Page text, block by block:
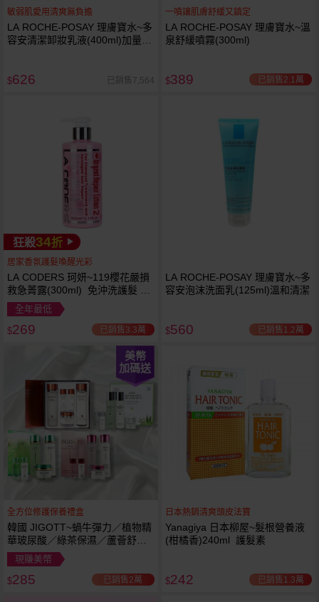
敏弱肌愛用清爽無負擔
LA ROCHE-POSAY 理膚寶水~多
容安清潔卸妝乳液(400ml)加量
$626 已銷售7,564
一噴讓肌膚舒緩又鎮定
LA ROCHE-POSAY 理膚寶水~溫
泉舒緩噴霧(300ml)
$389 已銷售2.1萬
狂殺34折
居家香氛護髮喚醒光彩
LA CODERS 珂妍~119櫻花嚴損
救急菁露(300ml) 免沖洗護髮 蕾
舒法克
全年最低
$269 已銷售3.3萬
LA ROCHE-POSAY 理膚寶水~多
容安泡沫洗面乳(125ml)溫和清潔
$560 已銷售1.2萬
美幣
加碼送
全方位修護保養禮盒
韓國 JIGOTT~蝸牛彈力／植物精
華玻尿酸／綠茶保濕／蘆薈舒緩
修復 禮盒(5件組) 款式可選 化妝
水+乳液+面霜
現賺美幣
$285 已銷售2萬
日本熱銷清爽頭皮法寶
Yanagiya 日本柳屋~髮根營養液
(柑橘香)240ml 護髮素
$242 已銷售1.3萬